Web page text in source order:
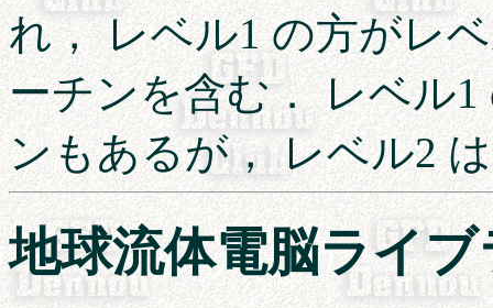
れ， レベル1 の方がレ
ーチンを含む． レベル
ンもあるが， レベル2
地球流体電脳ライ